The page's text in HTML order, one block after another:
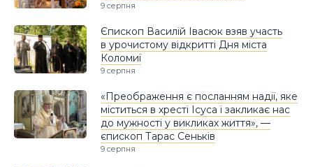
9 серпня
Єпископ Василій Івасюк взяв участь
в урочистому відкритті Дня міста
Коломиї
9 серпня
«Преображення є посланням надії, яке
міститься в хресті Ісуса і закликає нас
до мужності у викликах життя», —
єпископ Тарас Сеньків
9 серпня